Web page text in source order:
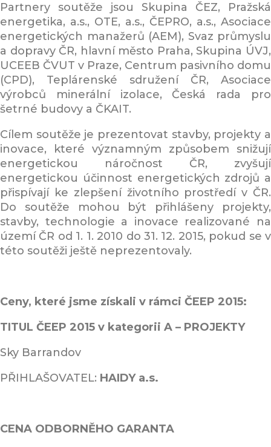
Partnery soutěže jsou Skupina ČEZ, Pražská
energetika, a.s., OTE, a.s., ČEPRO, a.s., Asociace
energetických manažerů (AEM), Svaz průmyslu
a dopravy ČR, hlavní město Praha, Skupina ÚVJ,
UCEEB ČVUT v Praze, Centrum pasivního domu
(CPD), Teplárenské sdružení ČR, Asociace
výrobců minerální izolace, Česká rada pro
šetrné budovy a ČKAIT.
Cílem soutěže je prezentovat stavby, projekty a
inovace, které významným způsobem snižují
energetickou náročnost ČR, zvyšují
energetickou účinnost energetických zdrojů a
přispívají ke zlepšení životního prostředí v ČR.
Do soutěže mohou být přihlášeny projekty,
stavby, technologie a inovace realizované na
území ČR od 1. 1. 2010 do 31. 12. 2015, pokud se v
této soutěži ještě neprezentovaly.
Ceny, které jsme získali v rámci ČEEP 2015:
TITUL ČEEP 2015 v kategorii A – PROJEKTY
Sky Barrandov
PŘIHLAŠOVATEL: HAIDY a.s.
CENA ODBORNĚHO GARANTA